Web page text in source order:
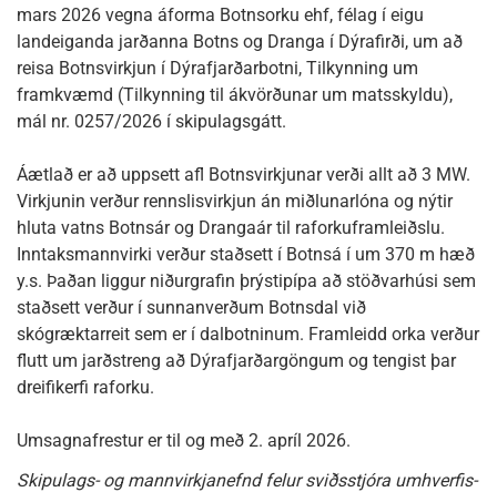
mars 2026 vegna áforma Botnsorku ehf, félag í eigu
landeiganda jarðanna Botns og Dranga í Dýrafirði, um að
reisa Botnsvirkjun í Dýrafjarðarbotni, Tilkynning um
framkvæmd (Tilkynning til ákvörðunar um matsskyldu),
mál nr. 0257/2026 í skipulagsgátt.
Áætlað er að uppsett afl Botnsvirkjunar verði allt að 3 MW.
Virkjunin verður rennslisvirkjun án miðlunarlóna og nýtir
hluta vatns Botnsár og Drangaár til raforkuframleiðslu.
Inntaksmannvirki verður staðsett í Botnsá í um 370 m hæð
y.s. Þaðan liggur niðurgrafin þrýstipípa að stöðvarhúsi sem
staðsett verður í sunnanverðum Botnsdal við
skógræktarreit sem er í dalbotninum. Framleidd orka verður
flutt um jarðstreng að Dýrafjarðargöngum og tengist þar
dreifikerfi raforku.
Umsagnafrestur er til og með 2. apríl 2026.
Skipulags- og mannvirkjanefnd felur sviðsstjóra umhverfis-